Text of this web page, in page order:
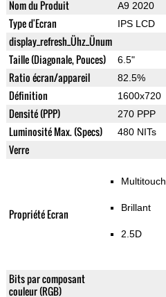
Nom du Produit A9 2020
Type d'Ecran IPS LCD
display_refresh_Ühz_Ünum
Taille (Diagonale, Pouces) 6.5"
Ratio écran/appareil 82.5%
Définition 1600x720
Densité (PPP) 270 PPP
Luminosité Max. (Specs) 480 NITs
Verre
Propriété Ecran
Multitouch
Brillant
2.5D
Bits par composant
couleur (RGB)